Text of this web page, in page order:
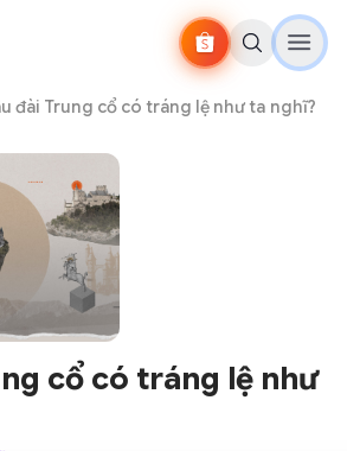
đài Trung cổ có tráng lệ như ta nghĩ?
cổ có tráng lệ như